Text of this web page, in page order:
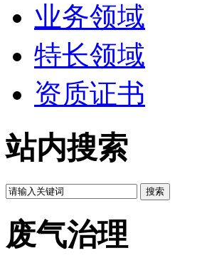
业务领域
特长领域
资质证书
站内搜索
废气治理